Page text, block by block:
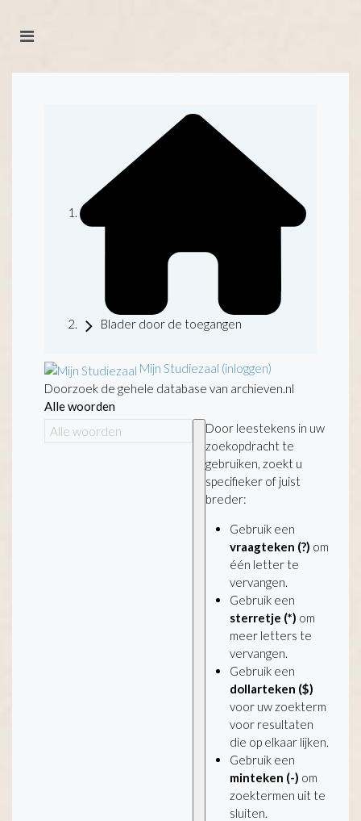
Blader door de toegangen
Mijn Studiezaal (inloggen)
Doorzoek de gehele database van archieven.nl
Alle woorden
Door leestekens in uw
zoekopdracht te
gebruiken, zoekt u
specifieker of juist
breder:
Gebruik een
vraagteken (?) om
één letter te
vervangen.
Gebruik een
sterretje (*) om
meer letters te
vervangen.
Gebruik een
dollarteken ($)
voor uw zoekterm
voor resultaten
die op elkaar lijken.
Gebruik een
minteken (-) om
zoektermen uit te
sluiten.